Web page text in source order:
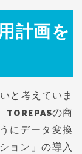
計画を
と考えていま
の商
にデータ変換
ョン」の導入